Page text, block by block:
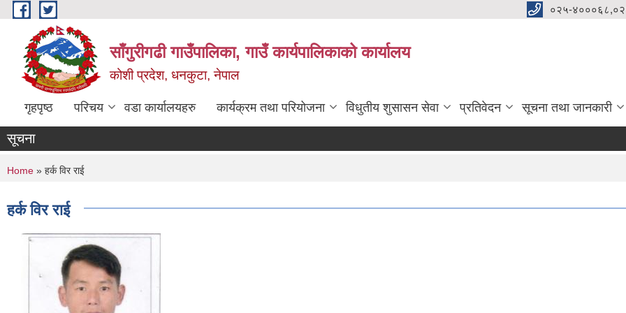
Skip to main content ०२५-
साँगुरीगढी गाउँपालिका, गाउँ कार्यपालिकाको कार्यालय
कोशी प्रदेश, धनकुटा, नेपाल
गृहपृष्ठ परिचय वडा कार्यालयहरु कार्यक्रम तथा परियोजना विधुतीय शुसासन सेवा प्रतिवेदन सूचना तथा जानकारी
सूचना
You are here
Home » हर्क विर राई
हर्क विर राई